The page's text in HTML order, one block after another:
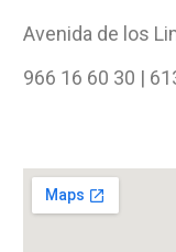
Avenida de los
966 16 60 30 |